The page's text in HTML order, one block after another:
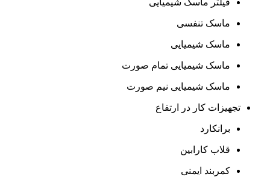
فیلتر ماسک شیمیایی
ماسک تنفسی
ماسک شیمیایی
ماسک شیمیایی تمام صورت
ماسک شیمیایی نیم صورت
تجهیزات کار در ارتفاع
برانکارد
قلاب کارابین
کمربند ایمنی